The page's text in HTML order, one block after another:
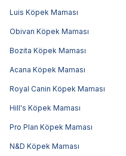
Luis Köpek Maması
Obivan Köpek Maması
Bozita Köpek Maması
Acana Köpek Maması
Royal Canin Köpek Maması
Hill's Köpek Maması
Pro Plan Köpek Maması
N&D Köpek Maması